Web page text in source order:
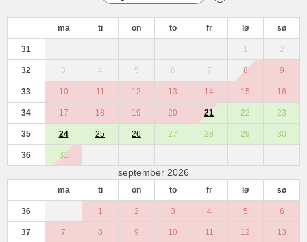
ma ti on to fr lø sø
31 1 2
32 3 4 5 6 7 8 9
33 10 11 12 13 14 15 16
34 17 18 19 20 21 22 23
35 24 25 26 27 28 29 30
36 31
september 2026
ma ti on to fr lø sø
36 1 2 3 4 5 6
37 7 8 9 10 11 12 13